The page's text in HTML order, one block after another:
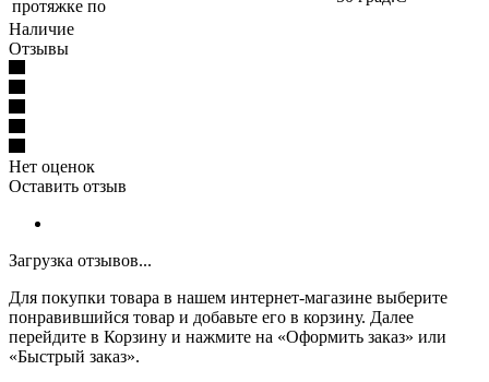
протяжке по
Наличие
Отзывы
Нет оценок
Оставить отзыв
Загрузка отзывов...
Для покупки товара в нашем интернет-магазине выберите
понравившийся товар и добавьте его в корзину. Далее
перейдите в Корзину и нажмите на «Оформить заказ» или
«Быстрый заказ».